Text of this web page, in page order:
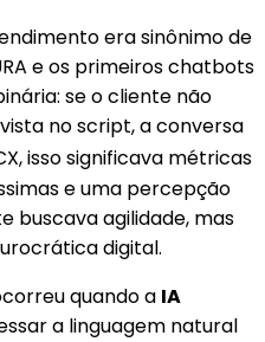
era sinônimo de
e os primeiros chatbots
se o cliente não
no script, a conversa
isso significava métricas
e uma percepção
buscava agilidade, mas
digital.
quando a IA
a linguagem natural